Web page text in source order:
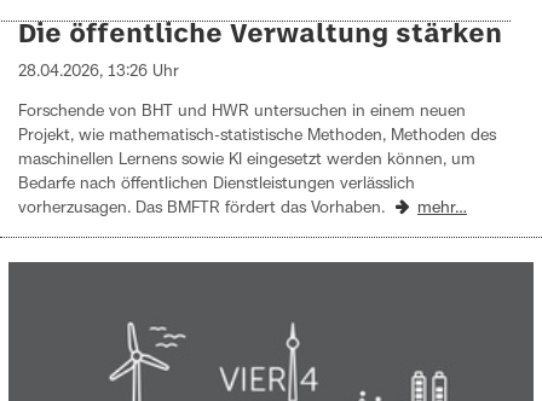
Die öffentliche Verwaltung stärken
28.04.2026, 13:26 Uhr
Forschende von BHT und HWR untersuchen in einem neuen
Projekt, wie mathematisch-statistische Methoden, Methoden des
maschinellen Lernens sowie KI eingesetzt werden können, um
Bedarfe nach öffentlichen Dienstleistungen verlässlich
vorherzusagen. Das BMFTR fördert das Vorhaben.
mehr…